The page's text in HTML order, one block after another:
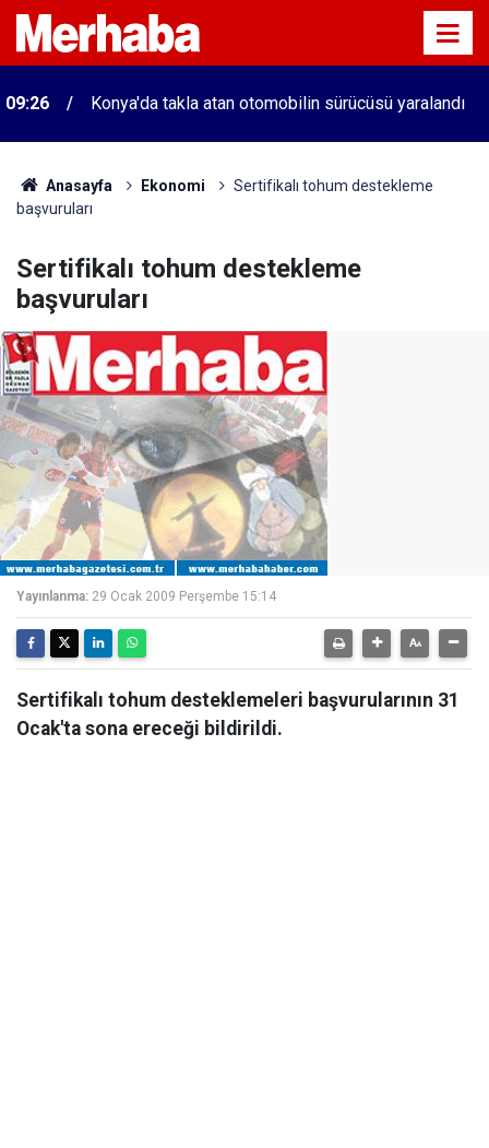
09:26 Konya'da takla atan otomobilin sürücüsü yaralandı
Anasayfa Ekonomi
Sertifikalı tohum destekleme
başvuruları
Sertifikalı tohum destekleme
başvuruları
Yayınlanma: 29 Ocak 2009 Perşembe 15:14
Sertifikalı tohum desteklemeleri başvurularının 31
Ocak'ta sona ereceği bildirildi.